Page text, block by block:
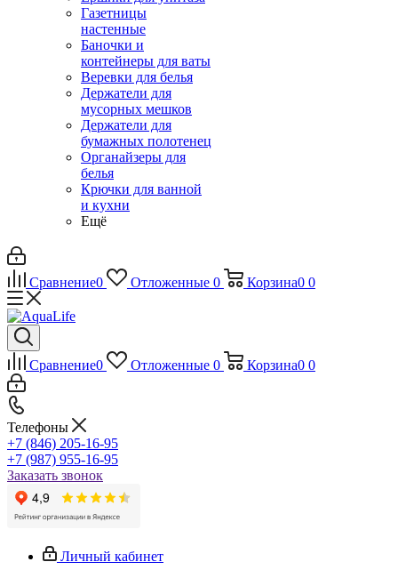
Газетницы
настенные
Баночки и
контейнеры для ваты
Веревки для белья
Держатели для
мусорных мешков
Держатели для
бумажных полотенец
Органайзеры для
белья
Крючки для ванной
и кухни
Ещё
Сравнение0 Отложенные 0 Корзина0 0
Сравнение0 Отложенные 0 Корзина0 0
Телефоны
+7 (846) 205-16-95
+7 (987) 955-16-95
Заказать звонок
Личный кабинет